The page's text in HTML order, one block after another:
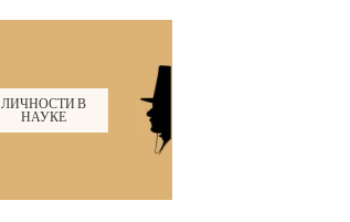
ЛИЧНОСТИ В
НАУКЕ